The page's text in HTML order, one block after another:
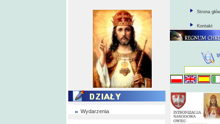
Wydarzenia
Strona
Kontakt